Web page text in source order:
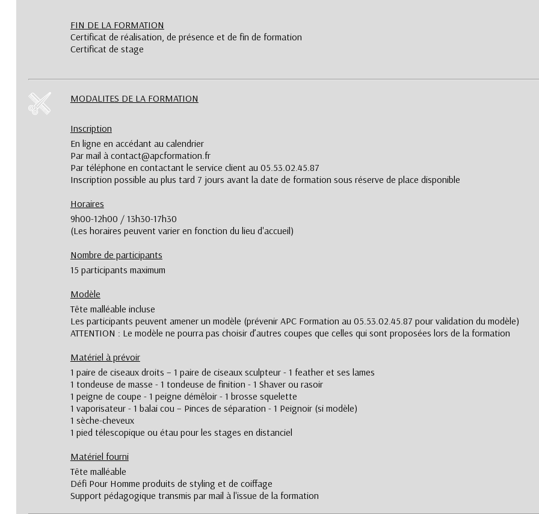
FIN DE LA FORMATION
Certificat de réalisation, de présence et de fin de formation
Certificat de stage
MODALITES DE LA FORMATION
Inscription
En ligne en accédant au calendrier
Par mail à contact@apcformation.fr
Par téléphone en contactant le service client au 05.53.02.45.87
Inscription possible au plus tard 7 jours avant la date de formation sous réserve de place disponible
Horaires
9h00-12h00 / 13h30-17h30
(Les horaires peuvent varier en fonction du lieu d'accueil)
Nombre de participants
15 participants maximum
Modèle
Tête malléable incluse
Les participants peuvent amener un modèle (prévenir APC Formation au 05.53.02.45.87 pour validation du modèle)
ATTENTION : Le modèle ne pourra pas choisir d’autres coupes que celles qui sont proposées lors de la formation
Matériel à prévoir
1 paire de ciseaux droits – 1 paire de ciseaux sculpteur - 1 feather et ses lames
1 tondeuse de masse - 1 tondeuse de finition - 1 Shaver ou rasoir
1 peigne de coupe - 1 peigne démêloir - 1 brosse squelette
1 vaporisateur - 1 balai cou – Pinces de séparation - 1 Peignoir (si modèle)
1 sèche-cheveux
1 pied télescopique ou étau pour les stages en distanciel
Matériel fourni
Tête malléable
Défi Pour Homme produits de styling et de coiffage
Support pédagogique transmis par mail à l'issue de la formation